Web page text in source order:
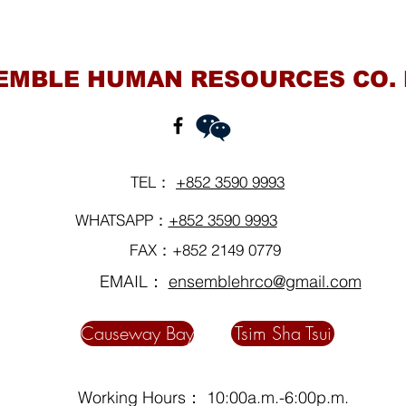
HUMAN RESOURCES CO.
TEL： +852 3590 9993
WHATSAPP： +852 3590 9993
FAX：+852 2149 0779
EMAIL： ensemblehrco@gmail.com
Causeway Bay Tsim Sha Tsui
Working Hours： 10:00a.m.-6:00p.m.